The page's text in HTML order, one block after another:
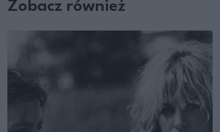
Zobacz również